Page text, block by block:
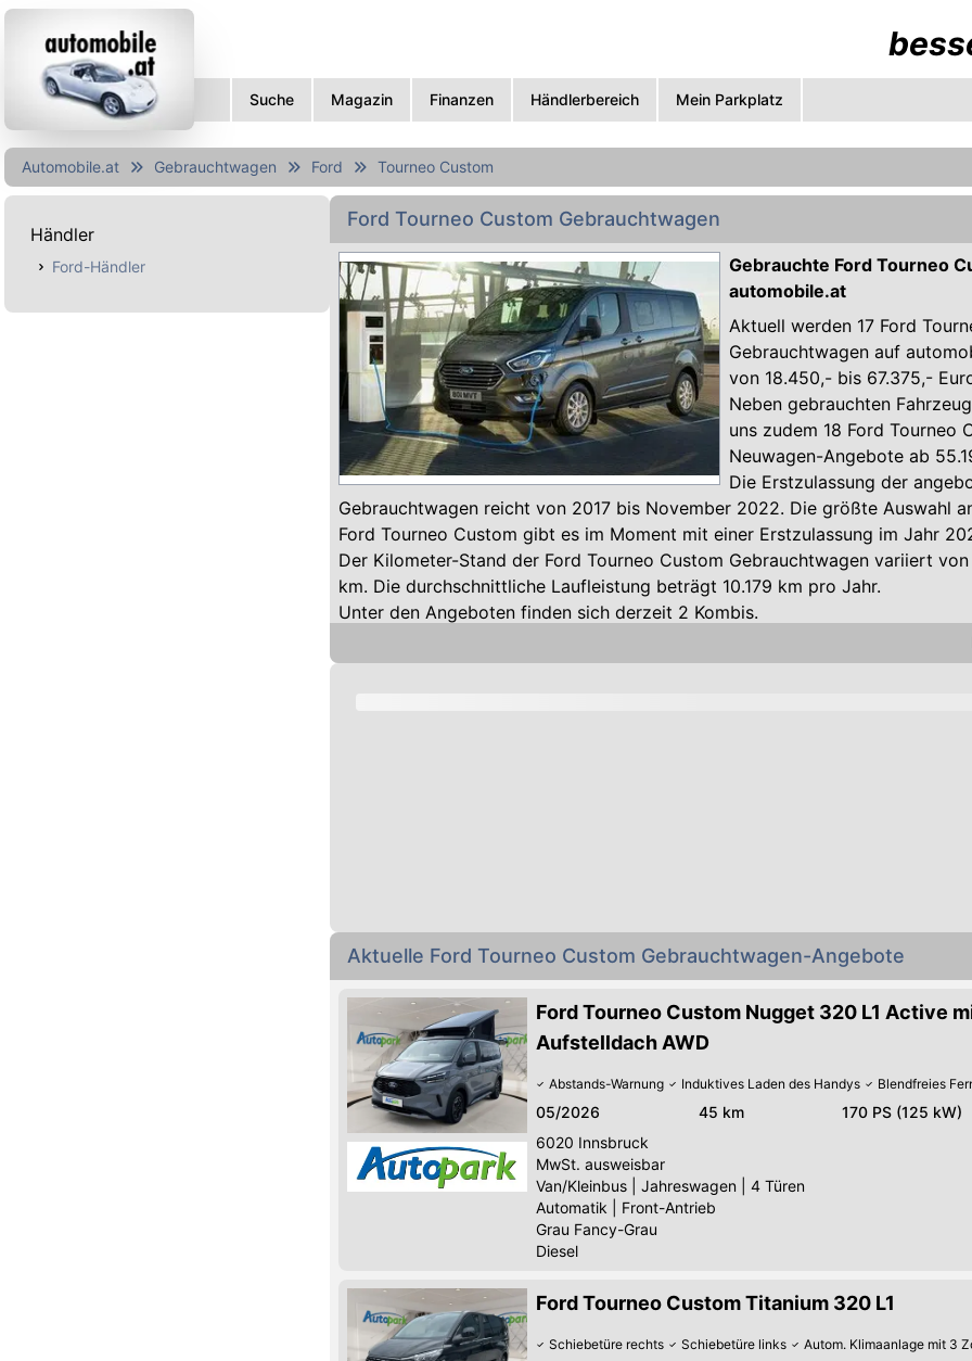
Suche Magazin Finanzen Händlerbereich Mein Parkplatz
Automobile.at Gebrauchtwagen Ford Tourneo Custom
Ford Tourneo Custom Gebrauchtwagen
Gebrauchte Ford Tourneo
automobile.at
Aktuell werden 17 Ford
Gebrauchtwagen auf
von 18.450,- bis 67.375,-
Neben gebrauchten
uns zudem 18 Ford Tourneo
Neuwagen-Angebote ab
Die Erstzulassung der
Gebrauchtwagen reicht von 2017 bis November 2022. Die größte Auswahl
Ford Tourneo Custom gibt es im Moment mit einer Erstzulassung im Jahr
Der Kilometer-Stand der Ford Tourneo Custom Gebrauchtwagen variiert von
km. Die durchschnittliche Laufleistung beträgt 10.179 km pro Jahr.
Unter den Angeboten finden sich derzeit 2 Kombis.
Die Motorisierung der Gebraucht-Fahrzeuge beginnt bei 84 PS und geht bis
Auf klassische Diesel-Motoren entfallen 95 Prozent. "Alternativ" werden 5
Aktuelle Ford Tourneo Custom Gebrauchtwagen-Angebote
Ford Tourneo Custom Nugget 320 L1 Active
Aufstelldach AWD
Abstands-Warnung Induktives Laden des Handys Blendfreies
05/2026 45 km 170 PS (125 kW)
6020 Innsbruck
MwSt. ausweisbar
Van/Kleinbus
Jahreswagen
4 Türen
Automatik
Front-Antrieb
Grau Fancy-Grau
Diesel
Ford Tourneo Custom Titanium 320 L1
Schiebetüre rechts Schiebetüre links Autom. Klimaanlage mit 3
Händler
Ford-Händler